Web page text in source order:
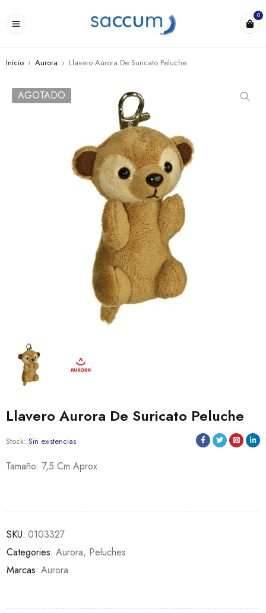
0
Inicio › Aurora › Llavero Aurora De Suricato Peluche
AGOTADO
Llavero Aurora De Suricato Peluche
Stock: Sin existencias
Tamaño: 7,5 Cm Aprox
SKU: 0103327
Categories: Aurora, Peluches
Marcas: Aurora